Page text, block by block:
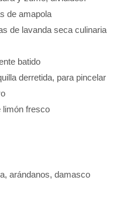
de amapola
de lavanda seca culinaria
batido
derretida, para pincelar
limón fresco
arándanos, damasco